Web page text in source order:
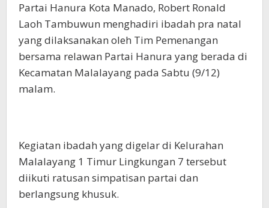
Partai Hanura Kota Manado, Robert Ronald
Laoh Tambuwun menghadiri ibadah pra natal
yang dilaksanakan oleh Tim Pemenangan
bersama relawan Partai Hanura yang berada di
Kecamatan Malalayang pada Sabtu (9/12)
malam.
Kegiatan ibadah yang digelar di Kelurahan
Malalayang 1 Timur Lingkungan 7 tersebut
diikuti ratusan simpatisan partai dan
berlangsung khusuk.